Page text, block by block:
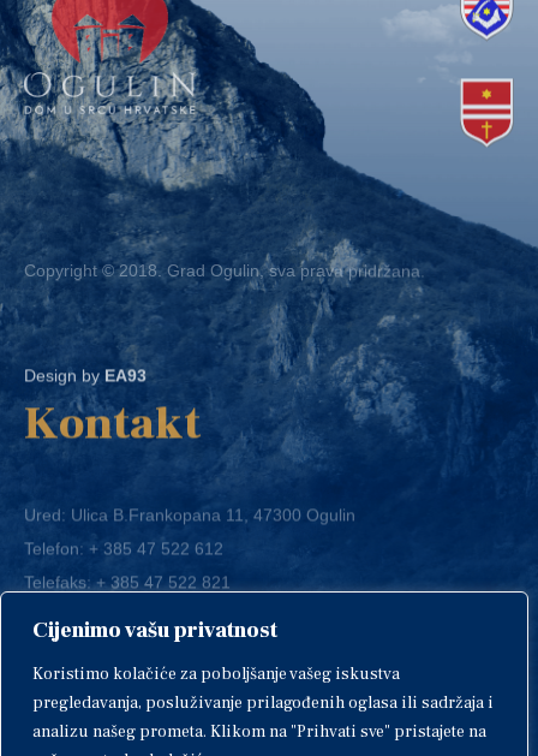
Cijenimo vašu privatnost
Koristimo kolačiće za poboljšanje vašeg iskustva
pregledavanja, posluživanje prilagođenih oglasa ili sadržaja i
analizu našeg prometa. Klikom na "Prihvati sve" pristajete na
Copyright © 2018. Grad Ogulin, sva prava pridržana.
Design by EA93
Kontakt
Ured: Ulica B.Frankopana 11, 47300 Ogulin
Telefon:+ 385 47 522 612
Telefaks:+ 385 47 522 821
E-mail:grad-ogulin@ogulin.hr
IBAN: HR1424020061829700009